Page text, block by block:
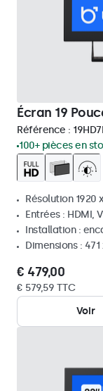
Écran 19
Référence :
100+ pièces en
Résolution 1920
Entrées : HDMI,
Installation :
Dimensions :
€ 479,00
€ 579,59 TTC
Voir